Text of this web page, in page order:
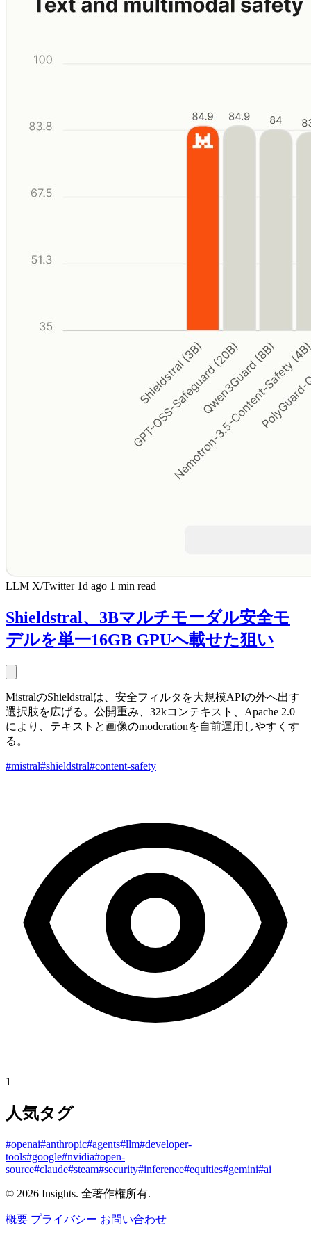
LLM X/Twitter 1d ago 1 min read
Shieldstral、3Bマルチモーダル安全モ
デルを単一16GB GPUへ載せた狙い
MistralのShieldstralは、安全フィルタを大規模APIの外へ出す
選択肢を広げる。公開重み、32kコンテキスト、Apache 2.0
により、テキストと画像のmoderationを自前運用しやすくす
る。
#mistral#shieldstral#content-safety
1
人気タグ
#openai#anthropic#agents#llm#developer-
tools#google#nvidia#open-
source#claude#steam#security#inference#equities#gemini#ai
© 2026 Insights. 全著作権所有.
概要 プライバシー お問い合わせ